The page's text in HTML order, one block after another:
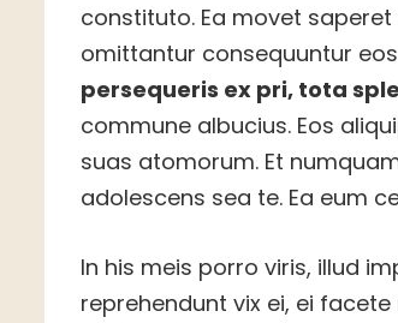
constituto. Ea movet
omittantur consequuntur
persequeris ex pri, tota
commune albucius. Eos
suas atomorum. Et
adolescens sea te. Ea eum
In his meis porro viris, illud
reprehendunt vix ei, ei